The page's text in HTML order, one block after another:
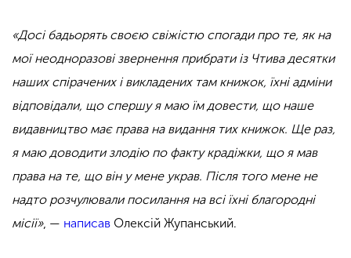
«Досі бадьорять своєю свіжістю спогади про те, як на
мої неодноразові звернення прибрати із Чтива десятки
наших спірачених і викладених там книжок, їхні адміни
відповідали, що спершу я маю їм довести, що наше
видавництво має права на видання тих книжок. Ще раз,
я маю доводити злодію по факту крадіжки, що я мав
права на те, що він у мене украв. Після того мене не
надто розчулювали посилання на всі їхні благородні
місії», — написав Олексій Жупанський.